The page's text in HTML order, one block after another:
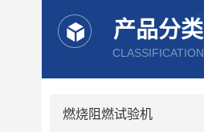
产品分类
CLASSIFICATION
燃烧阻燃试验机